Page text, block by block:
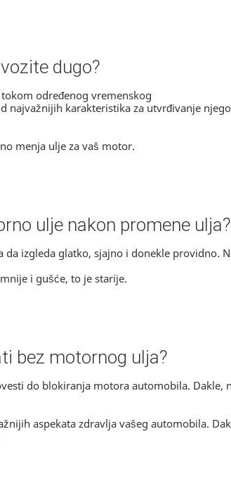
dugo?
određenog vremenskog
najvažnijih karakteristika za utvrđivanje
menja ulje za vaš motor.
ulje nakon promene ulja?
izgleda glatko, sjajno i donekle providno.
i gušće, to je starije.
bez motornog ulja?
do blokiranja motora automobila.
aspekata zdravlja vašeg automobila.